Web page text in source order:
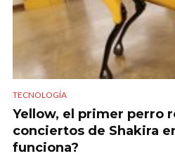
TECNOLOGÍA
Yellow, el primer perro
conciertos de Shakira
funciona?